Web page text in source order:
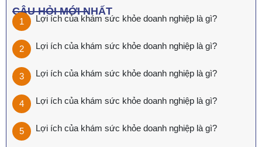
CÂU HỎI MỚI NHẤT
Lợi ích của khám sức khỏe doanh nghiệp là gì?
Lợi ích của khám sức khỏe doanh nghiệp là gì?
Lợi ích của khám sức khỏe doanh nghiệp là gì?
Lợi ích của khám sức khỏe doanh nghiệp là gì?
Lợi ích của khám sức khỏe doanh nghiệp là gì?